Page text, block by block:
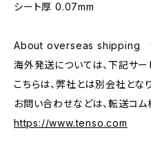
シート厚 0.07mm
About overseas shipping
海外発送については、下記サー
こちらは、弊社とは別会社となり
お問い合わせなどは、転送コム
https://www.tenso.com